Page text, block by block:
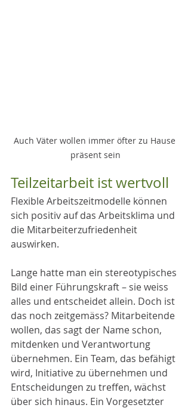
Auch Väter wollen immer öfter zu Hause
präsent sein
Teilzeitarbeit ist wertvoll
Flexible Arbeitszeitmodelle können
sich positiv auf das Arbeitsklima und
die Mitarbeiterzufriedenheit
auswirken.
Lange hatte man ein stereotypisches
Bild einer Führungskraft – sie weiss
alles und entscheidet allein. Doch ist
das noch zeitgemäss? Mitarbeitende
wollen, das sagt der Name schon,
mitdenken und Verantwortung
übernehmen. Ein Team, das befähigt
wird, Initiative zu übernehmen und
Entscheidungen zu treffen, wächst
über sich hinaus. Ein Vorgesetzter